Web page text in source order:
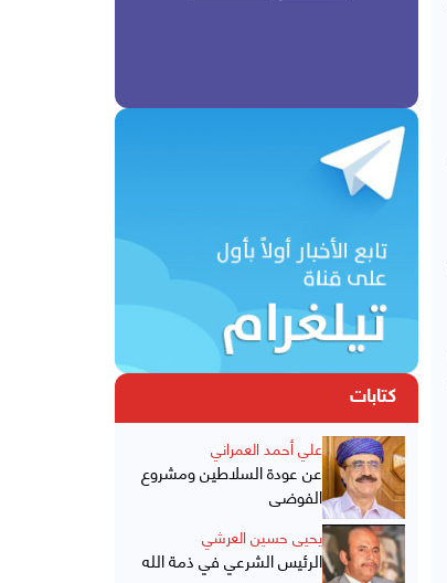
كتابات
علي أحمد العمراني
عن عودة السلاطين ومشروع
الفوضى
يحيى حسين العرشي
الرئيس الشرعي في ذمة الله